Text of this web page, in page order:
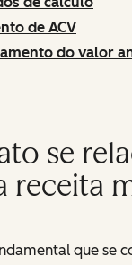
de ACV
do valor
se
receita
que